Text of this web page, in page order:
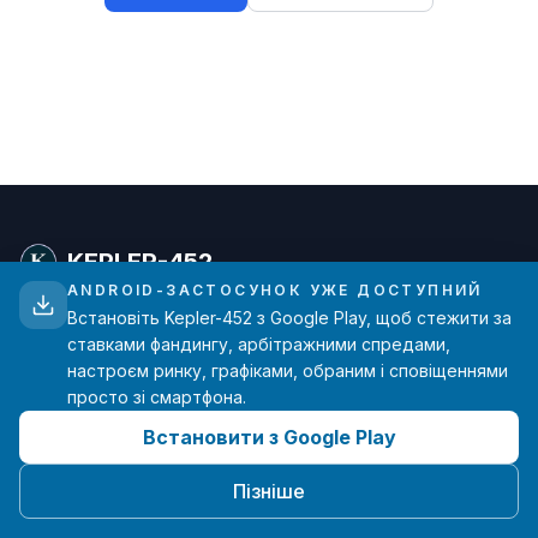
KEPLER-452
Просунута аналітика ставок фандингу для
трейдерів криптовалют. Дані в реальному часі з
основних бірж.
hello@kepler-452.com
Створено з ❤️ одним розробником
ANDROID-ЗАСТОСУНОК УЖЕ ДОСТУПНИЙ
Встановіть Kepler-452 з Google Play, щоб стежити за
ставками фандингу, арбітражними спредами,
настроєм ринку, графіками, обраним і сповіщеннями
просто зі смартфона.
Встановити з Google Play
Пізніше